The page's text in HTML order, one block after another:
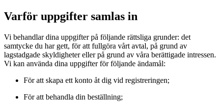
Varför uppgifter samlas in
Vi behandlar dina uppgifter på följande rättsliga grunder: det
samtycke du har gett, för att fullgöra vårt avtal, på grund av
lagstadgade skyldigheter eller på grund av våra berättigade intressen.
Vi kan använda dina uppgifter för följande ändamål:
För att skapa ett konto åt dig vid registreringen;
För att behandla din beställning;